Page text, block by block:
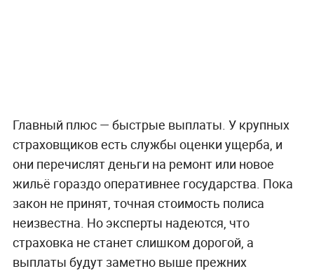
Главный плюс — быстрые выплаты. У крупных
страховщиков есть службы оценки ущерба, и
они перечислят деньги на ремонт или новое
жильё гораздо оперативнее государства. Пока
закон не принят, точная стоимость полиса
неизвестна. Но эксперты надеются, что
страховка не станет слишком дорогой, а
выплаты будут заметно выше прежних